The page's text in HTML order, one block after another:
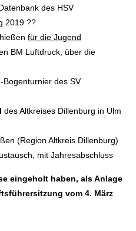
des HSV
2019 ??
für die Jugend
BM Luftdruck, über die
Bogenturnier des SV
des Altkreises Dillenburg in Ulm
(Region Altkreis Dillenburg)
mit Jahresabschluss
eingeholt haben, als Anlage
vom 4. März